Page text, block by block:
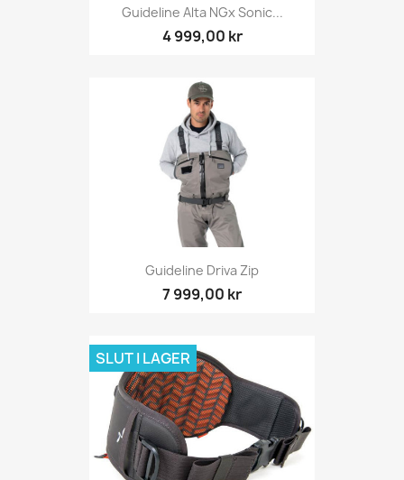
Guideline Alta NGx Sonic...
4 999,00 kr
Guideline Driva Zip
7 999,00 kr
SLUT I LAGER